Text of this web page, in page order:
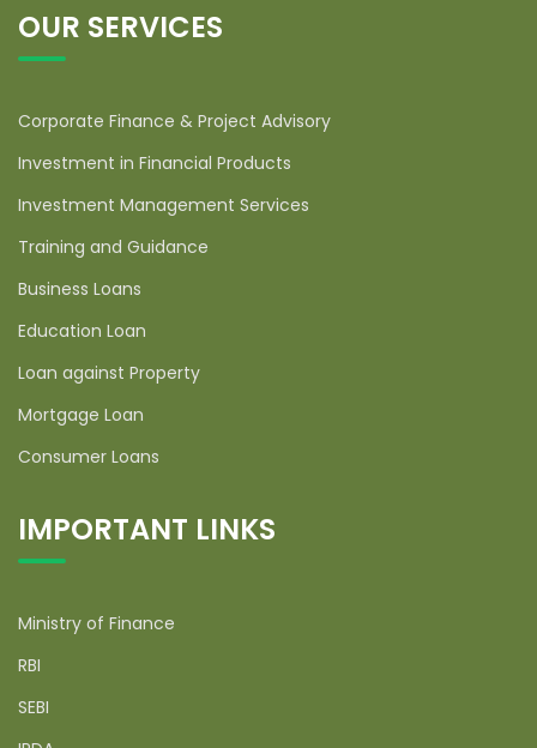
OUR SERVICES
Corporate Finance & Project Advisory
Investment in Financial Products
Investment Management Services
Training and Guidance
Business Loans
Education Loan
Loan against Property
Mortgage Loan
Consumer Loans
IMPORTANT LINKS
Ministry of Finance
RBI
SEBI